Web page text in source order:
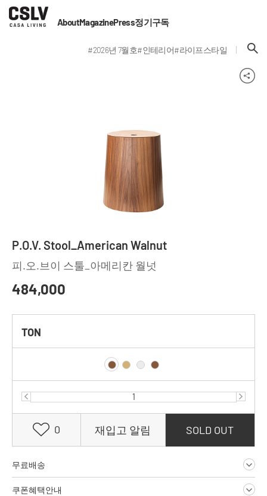
AboutMagazinePress정기구독
#2026년 7월호#인테리어#라이프스타일
P.O.V. Stool_American Walnut
피.오.브이 스툴_아메리칸 월넛
484,000
TON
0 재입고 알림 SOLD OUT
무료배송
쿠폰혜택안내